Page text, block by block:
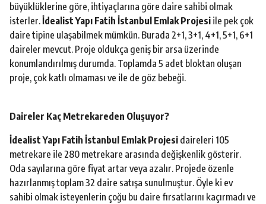
büyüklüklerine göre, ihtiyaçlarına göre daire sahibi olmak
isterler.İdealist Yapı Fatih İstanbul Emlak Projesi ile pek çok
daire tipine ulaşabilmek mümkün. Burada 2+1, 3+1, 4+1, 5+1, 6+1
daireler mevcut. Proje oldukça geniş bir arsa üzerinde
konumlandırılmış durumda. Toplamda 5 adet bloktan oluşan
proje, çok katlı olmaması ve ile de göz bebeği.
Daireler Kaç Metrekareden Oluşuyor?
İdealist Yapı Fatih İstanbul Emlak Projesi daireleri 105
metrekare ile 280 metrekare arasında değişkenlik gösterir.
Oda sayılarına göre fiyat artar veya azalır. Projede özenle
hazırlanmış toplam 32 daire satışa sunulmuştur. Öyle ki ev
sahibi olmak isteyenlerin çoğu bu daire fırsatlarını kaçırmadı ve